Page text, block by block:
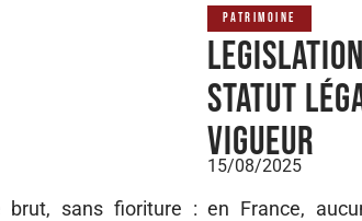
PATRIMOINE
statut
vigueur
15/08/2025
brut, sans fioriture : en France,